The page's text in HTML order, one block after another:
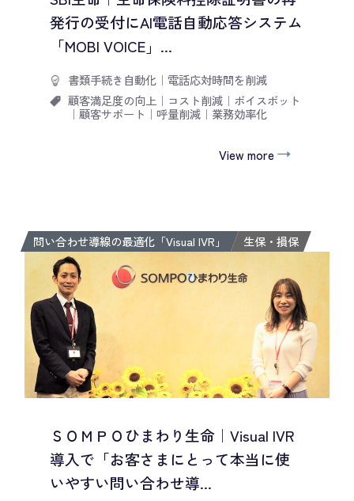
発行の受付にAI電話自動応答システム
「MOBI VOICE」...
書類手続き自動化｜ 電話応対時間を削減
顧客満足度の向上 ｜ コスト削減｜ ボイスボット
｜ 顧客サポート ｜ 呼量削減｜ 業務効率化
View more
問い合わせ導線の最適化「Visual IVR」 生保・損保
ＳＯＭＰＯひまわり生命｜Visual IVR
導入で「お客さまにとって本当に使
いやすい問い合わせ導...